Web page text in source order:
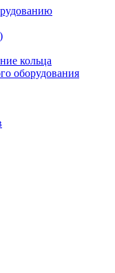
кольца
оборудования